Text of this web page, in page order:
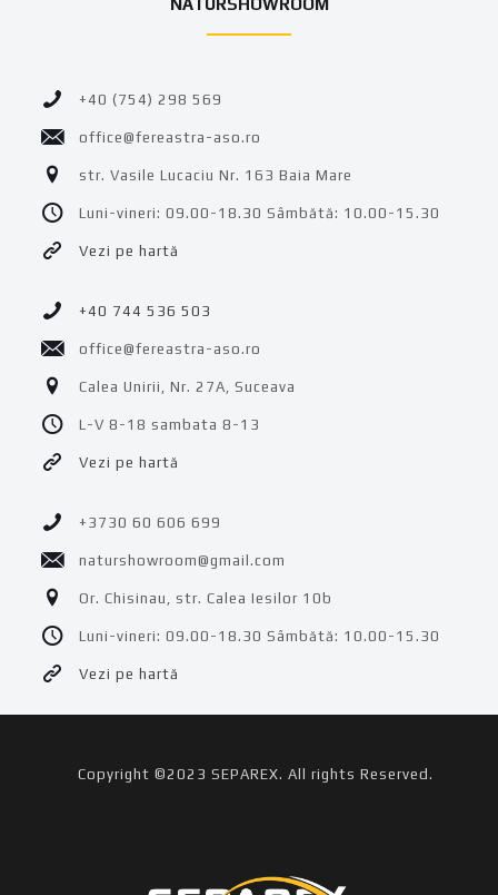
NATURSHOWROOM
+40 (754) 298 569
office@fereastra-aso.ro
str. Vasile Lucaciu Nr. 163 Baia Mare
Luni-vineri: 09.00-18.30 Sâmbătă: 10.00-15.30
Vezi pe hartă
+40 744 536 503
office@fereastra-aso.ro
Calea Unirii, Nr. 27A, Suceava
L-V 8-18 sambata 8-13
Vezi pe hartă
+3730 60 606 699
naturshowroom@gmail.com
Or. Chisinau, str. Calea Iesilor 10b
Luni-vineri: 09.00-18.30 Sâmbătă: 10.00-15.30
Vezi pe hartă
Copyright ©2023 SEPAREX. All rights Reserved.